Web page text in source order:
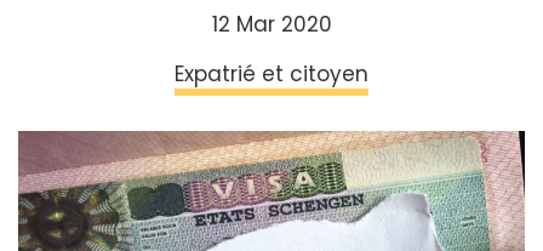
12 Mar 2020
Expatrié et citoyen